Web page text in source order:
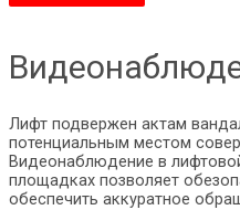
Лифт подвержен актам
потенциальным местом
Видеонаблюдение в
площадках позволяет
обеспечить аккуратное